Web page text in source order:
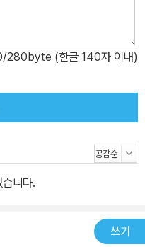
/280byte (한글 140자 이내)
니다.
쓰기